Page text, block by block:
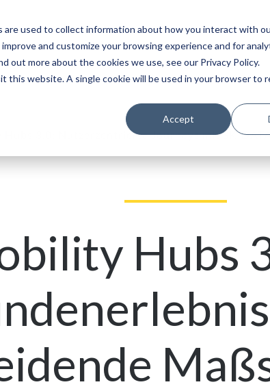
used to collect information about how you interact with
and customize your browsing experience and for
more about the cookies we use, see our Privacy Policy.
this website. A single cookie will be used in your browser to
Accept
Service Partner
Hubs 3.0: Nutzerzentrierte Journeys mit
Hubs